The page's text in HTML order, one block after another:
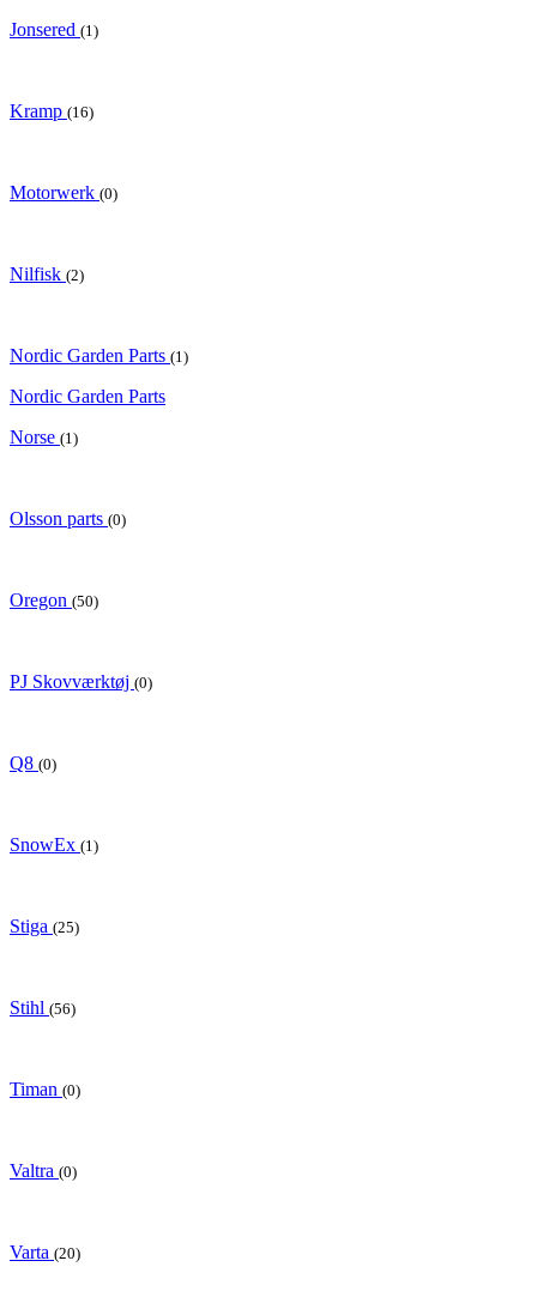
Jonsered (1)
Kramp (16)
Motorwerk (0)
Nilfisk (2)
Nordic Garden Parts (1)
Nordic Garden Parts
Norse (1)
Olsson parts (0)
Oregon (50)
PJ Skovværktøj (0)
Q8 (0)
SnowEx (1)
Stiga (25)
Stihl (56)
Timan (0)
Valtra (0)
Varta (20)